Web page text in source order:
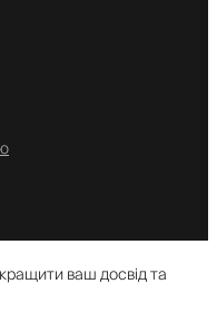
ваш досвід та